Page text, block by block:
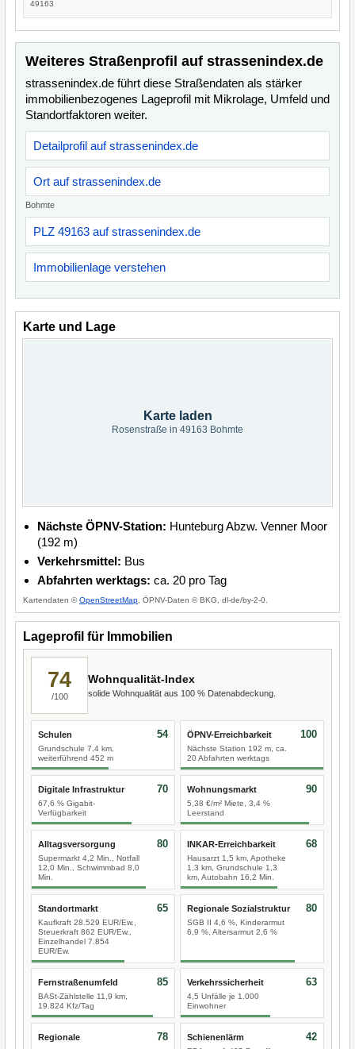
49163
Weiteres Straßenprofil auf strassenindex.de
strassenindex.de führt diese Straßendaten als stärker
immobilienbezogenes Lageprofil mit Mikrolage, Umfeld und
Standortfaktoren weiter.
Detailprofil auf strassenindex.de
Ort auf strassenindex.de
Bohmte
PLZ 49163 auf strassenindex.de
Immobilienlage verstehen
Karte und Lage
Karte laden
Rosenstraße in 49163 Bohmte
Nächste ÖPNV-Station: Hunteburg Abzw. Venner Moor
(192 m)
Verkehrsmittel: Bus
Abfahrten werktags: ca. 20 pro Tag
Kartendaten ©OpenStreetMap , ÖPNV-Daten © BKG, dl-de/by-2-0.
Lageprofil für Immobilien
74
/100
Wohnqualität-Index
solide Wohnqualität aus 100 % Datenabdeckung.
Schulen
Grundschule 7,4 km,
weiterführend 452 m
54 ÖPNV-Erreichbarkeit
Nächste Station 192 m, ca.
20 Abfahrten werktags
100
Digitale Infrastruktur
67,6 % Gigabit-
Verfügbarkeit
70 Wohnungsmarkt
5,38 €/m² Miete, 3,4 %
Leerstand
90
Alltagsversorgung
Supermarkt 4,2 Min., Notfall
12,0 Min., Schwimmbad 8,0
Min.
80 INKAR-Erreichbarkeit
Hausarzt 1,5 km, Apotheke
1,3 km, Grundschule 1,3
km, Autobahn 16,2 Min.
68
Standortmarkt
Kaufkraft 28.529 EUR/Ew.,
Steuerkraft 862 EUR/Ew.,
Einzelhandel 7.854
EUR/Ew.
65 Regionale Sozialstruktur
SGB II 4,6 %, Kinderarmut
6,9 %, Altersarmut 2,6 %
80
Fernstraßenumfeld
BASt-Zählstelle 11,9 km,
19.824 Kfz/Tag
85 Verkehrssicherheit
4,5 Unfälle je 1.000
Einwohner
63
Regionale
78 Schienenlärm 42